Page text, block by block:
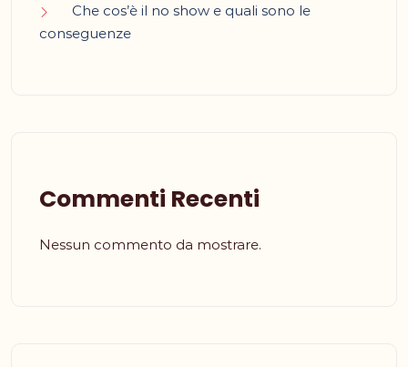
Che cos’è il no show e quali sono le
conseguenze
Commenti Recenti
Nessun commento da mostrare.